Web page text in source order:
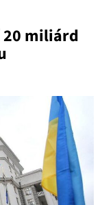
miliárd